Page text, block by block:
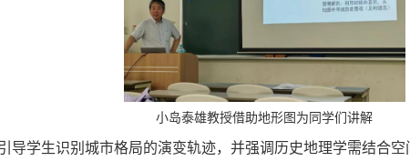
小岛泰雄教授借助地形图为同学们讲解
导学生识别城市格局的演变轨迹，并强调历史地理学需结合